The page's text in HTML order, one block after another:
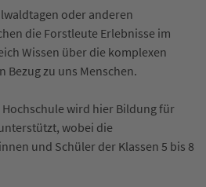
oder anderen
die Forstleute Erlebnisse im
Wissen über die komplexen
Bezug zu uns Menschen.
wird hier Bildung für
wobei die
und Schüler der Klassen 5 bis 8